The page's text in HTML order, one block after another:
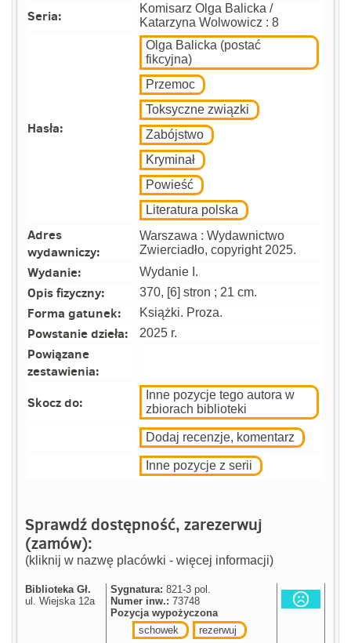
Seria:
Komisarz Olga Balicka /
Katarzyna Wolwowicz : 8
Hasła:
Olga Balicka (postać
fikcyjna)
Przemoc
Toksyczne związki
Zabójstwo
Kryminał
Powieść
Literatura polska
Adres
wydawniczy:
Warszawa : Wydawnictwo
Zwierciadło, copyright 2025.
Wydanie: Wydanie I.
Opis fizyczny: 370, [6] stron ; 21 cm.
Forma gatunek: Książki. Proza.
Powstanie dzieła: 2025 r.
Powiązane
zestawienia:
Skocz do:
Inne pozycje tego autora w
zbiorach biblioteki
Dodaj recenzje, komentarz
Inne pozycje z serii
Sprawdź dostępność, zarezerwuj
(zamów):
(kliknij w nazwę placówki - więcej informacji)
Biblioteka Gł.
ul. Wiejska 12a
Sygnatura: 821-3 pol.
Numer inw.: 73748
Pozycja wypożyczona
schowek
rezerwuj